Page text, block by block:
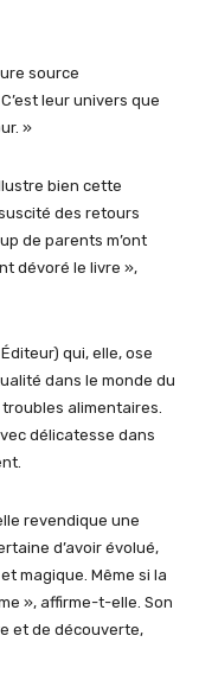
source
leur univers que
»
bien cette
des retours
de parents m’ont
dévoré le livre »,
qui, elle, ose
dans le monde du
alimentaires.
délicatesse dans
revendique une
d’avoir évolué,
magique. Même si la
», affirme-t-elle. Son
et de découverte,